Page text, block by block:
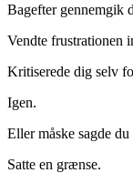
Bagefter gennemgik
Vendte frustrationen
Kritiserede dig selv
Igen.
Eller måske sagde du
Satte en grænse.